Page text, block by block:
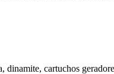
cartuchos